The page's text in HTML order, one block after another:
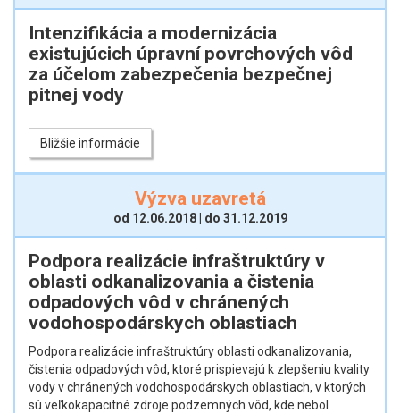
Intenzifikácia a modernizácia
existujúcich úpravní povrchových vôd
za účelom zabezpečenia bezpečnej
pitnej vody
Bližšie informácie
Výzva uzavretá
od 12.06.2018 | do 31.12.2019
Podpora realizácie infraštruktúry v
oblasti odkanalizovania a čistenia
odpadových vôd v chránených
vodohospodárskych oblastiach
Podpora realizácie infraštruktúry oblasti odkanalizovania,
čistenia odpadových vôd, ktoré prispievajú k zlepšeniu kvality
vody v chránených vodohospodárskych oblastiach, v ktorých
sú veľkokapacitné zdroje podzemných vôd, kde nebol